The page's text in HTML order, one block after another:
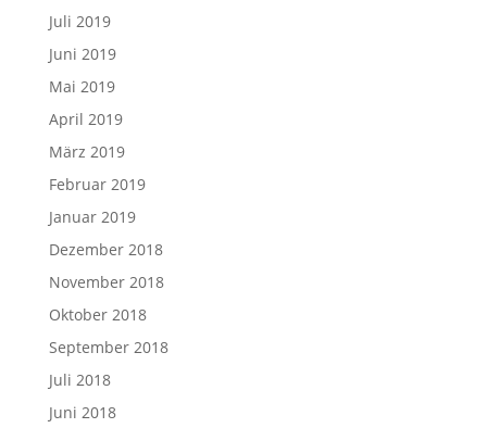
Juli 2019
Juni 2019
Mai 2019
April 2019
März 2019
Februar 2019
Januar 2019
Dezember 2018
November 2018
Oktober 2018
September 2018
Juli 2018
Juni 2018